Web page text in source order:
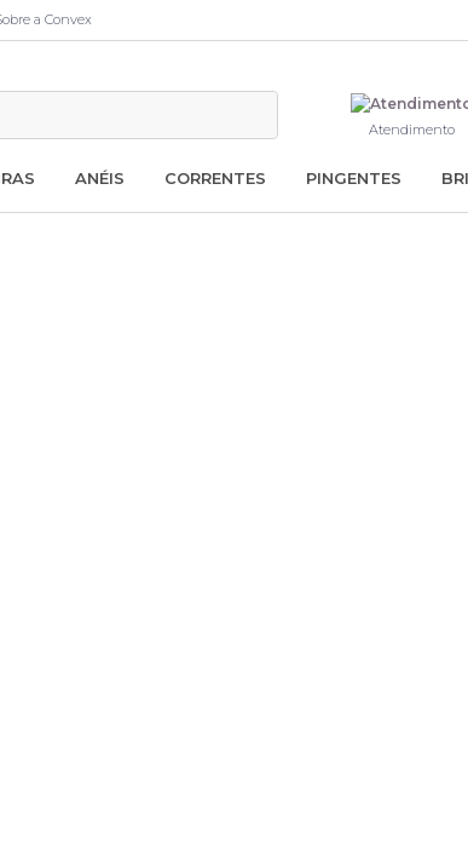
a Convex
Atendimento
ANÉIS CORRENTES PINGENTES